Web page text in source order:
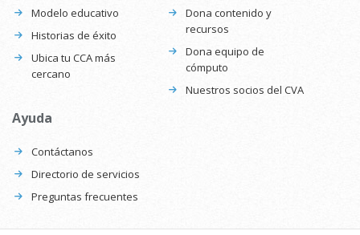
Modelo educativo
Historias de éxito
Ubica tu CCA más
cercano
Dona contenido y
recursos
Dona equipo de
cómputo
Nuestros socios del CVA
Ayuda
Contáctanos
Directorio de servicios
Preguntas frecuentes